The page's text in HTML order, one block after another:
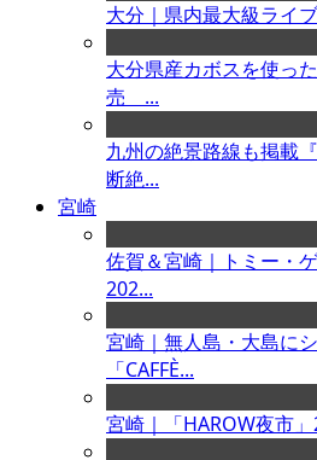
大分｜県内最大級ライ
大分県産カボスを使っ
売 ...
九州の絶景路線も掲載
断絶...
宮崎
佐賀＆宮崎｜トミー・
202...
宮崎｜無人島・大島に
「CAFFÈ...
宮崎｜「HAROW夜市